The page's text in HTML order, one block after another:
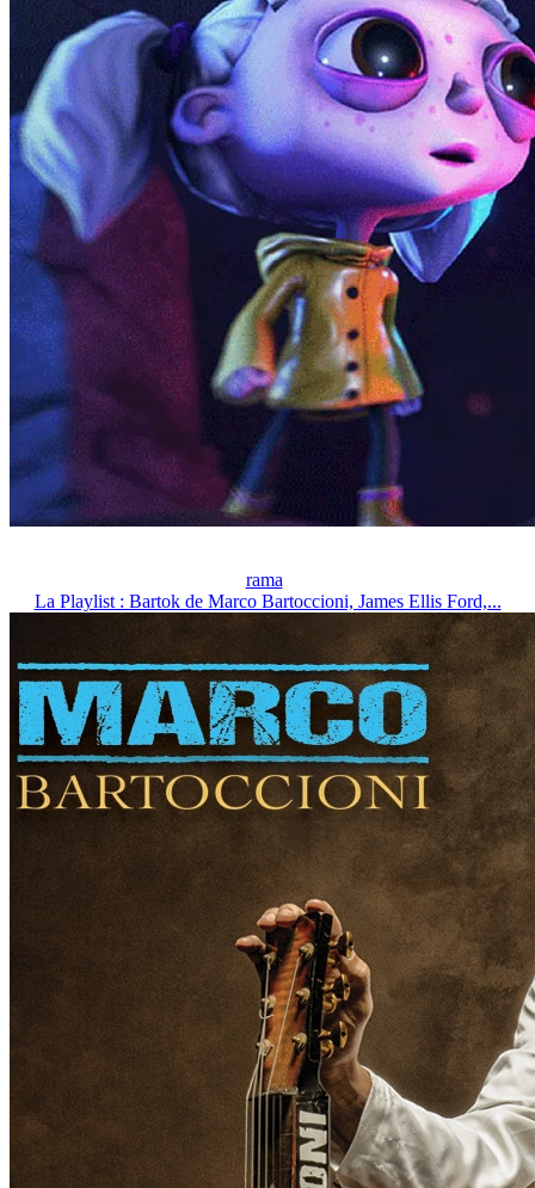
rama
La Playlist : Bartok de Marco Bartoccioni, James Ellis Ford,...